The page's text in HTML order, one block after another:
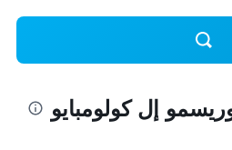
إل كولومبايو